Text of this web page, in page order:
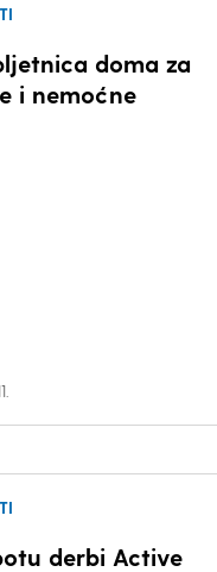
doma za
i nemoćne
derbi Active